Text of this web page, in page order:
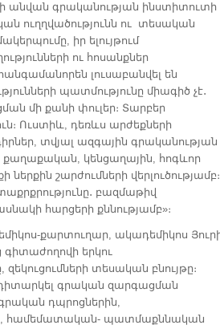
անվան գրականության ինստիտուտի
ուղղվածությունն ու տեսական
իր ելույթում
ու հոսանքներ
լուսաբանվել են
պատմությունը միագիծ չէ․
մի քանի փուլեր։ Տարբեր
Ուստիև, դեռևս արժեքների
տվյալ ազգային գրականության
քաղաքական, կենցաղային, հոգևոր
շարժումների վերլուծությամբ։
բազմաթիվ
հարցերի քննությամբ»։
քարտուղար, ակադեմիկոս
գիտաժողովի երկու
տեսական բնույթը։
գրական զարգացման
դպրոցներին,
համեմատական- պատմաքննական